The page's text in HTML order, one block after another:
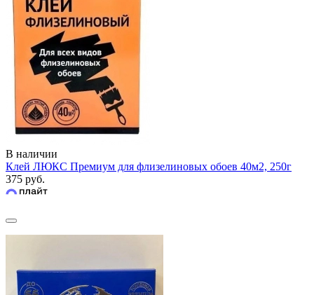
В наличии
Клей ЛЮКС Премиум для флизелиновых обоев 40м2, 250г
375 руб.